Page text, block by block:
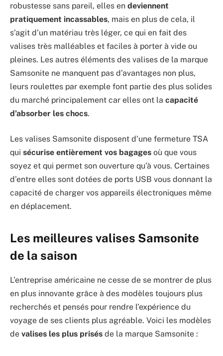
robustesse sans pareil, elles en deviennent
pratiquement incassables, mais en plus de cela, il
s’agit d’un matériau très léger, ce qui en fait des
valises très malléables et faciles à porter à vide ou
pleines. Les autres éléments des valises de la marque
Samsonite ne manquent pas d’avantages non plus,
leurs roulettes par exemple font partie des plus solides
du marché principalement car elles ont la capacité
d’absorber les chocs.
Les valises Samsonite disposent d’une fermeture TSA
qui sécurise entièrement vos bagages où que vous
soyez et qui permet son ouverture qu’à vous. Certaines
d’entre elles sont dotées de ports USB vous donnant la
capacité de charger vos appareils électroniques même
en déplacement.
Les meilleures valises Samsonite
de la saison
L’entreprise américaine ne cesse de se montrer de plus
en plus innovante grâce à des modèles toujours plus
recherchés et pensés pour rendre l’expérience du
voyage de ses clients plus agréable. Voici les modèles
de valises les plus prisés de la marque Samsonite :